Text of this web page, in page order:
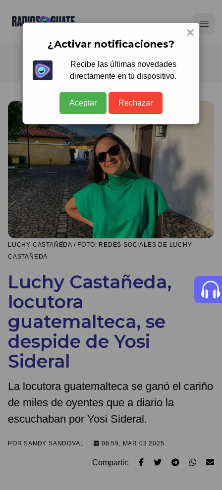
Radios Guate
LUCHY CASTAÑEDA / FOTO: REDES SOCIALES DE LUCHY
CASTAÑEDA
Luchy Castañeda,
locutora
guatemalteca, se
despide de Yosi
Sideral
La locutora guatemalteca se ganó el cariño
de miles de oyentes que a diario la
escuchaban por Yosi Sideral.
PORSANDY SANDOVAL 08:59, MAR 03 2025
Compartir:
×
¿Activar notificaciones?
Recibe las últimas novedades
directamente en tu dispositivo.
Aceptar Rechazar